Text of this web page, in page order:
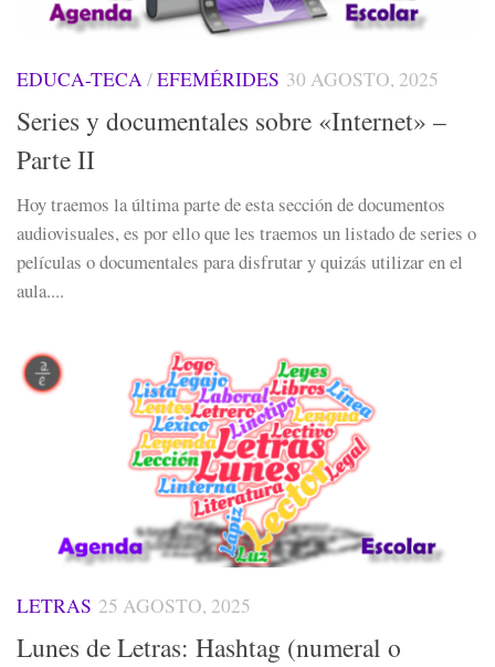
EDUCA-TECA/EFEMÉRIDES 30 AGOSTO, 2025
Series y documentales sobre «Internet» –
Parte II
Hoy traemos la última parte de esta sección de documentos
audiovisuales, es por ello que les traemos un listado de series o
películas o documentales para disfrutar y quizás utilizar en el
aula....
LETRAS 25 AGOSTO, 2025
Lunes de Letras: Hashtag (numeral o